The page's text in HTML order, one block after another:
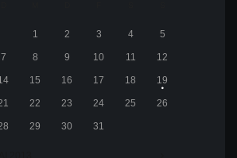
1 2 3 4 5
7 8 9 10 11 12
15 16 17 18 19
22 23 24 25 26
29 30 31